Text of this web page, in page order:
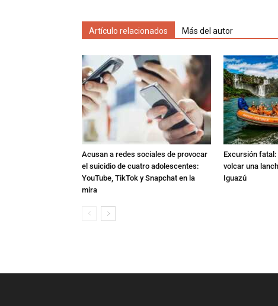
Artículo relacionados Más del autor
Acusan a redes sociales de provocar
el suicidio de cuatro adolescentes:
YouTube, TikTok y Snapchat en la
mira
Excursión fatal:
volcar una
Iguazú